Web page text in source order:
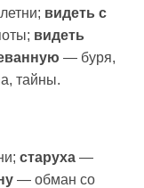
видеть с
видеть
— буря,
тайны.
старуха —
— обман со